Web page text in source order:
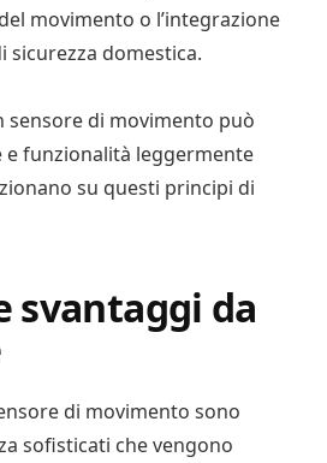
movimento o l’integrazione
sicurezza domestica.
sensore di movimento può
e funzionalità leggermente
su questi principi di
svantaggi da
di movimento sono
sofisticati che vengono